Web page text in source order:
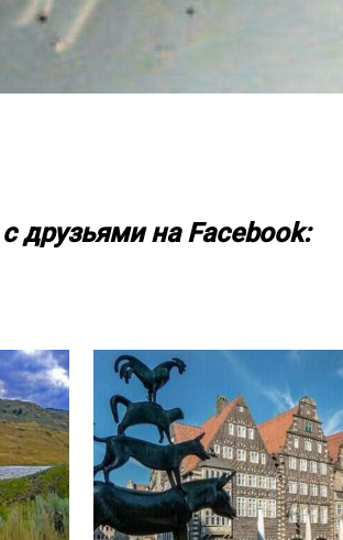
друзьями на Facebook: